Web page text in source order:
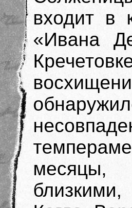
входит в
«Ивана
месяцы,